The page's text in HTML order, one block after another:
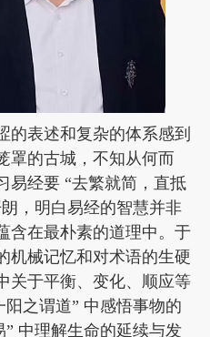
的表述和复杂的体系感到
罩的古城，不知从何而
易经要 “去繁就简，直抵
，明白易经的智慧并非
含在最朴素的道理中。于
机械记忆和对术语的生硬
关于平衡、变化、顺应等
之谓道” 中感悟事物的
中理解生命的延续与发